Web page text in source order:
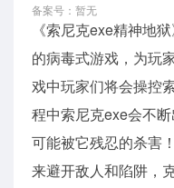
备案号：暂无
《索尼克exe精神地
的病毒式游戏，为玩
戏中玩家们将会操控
程中索尼克exe会不
可能被它残忍的杀害
来避开敌人和陷阱，